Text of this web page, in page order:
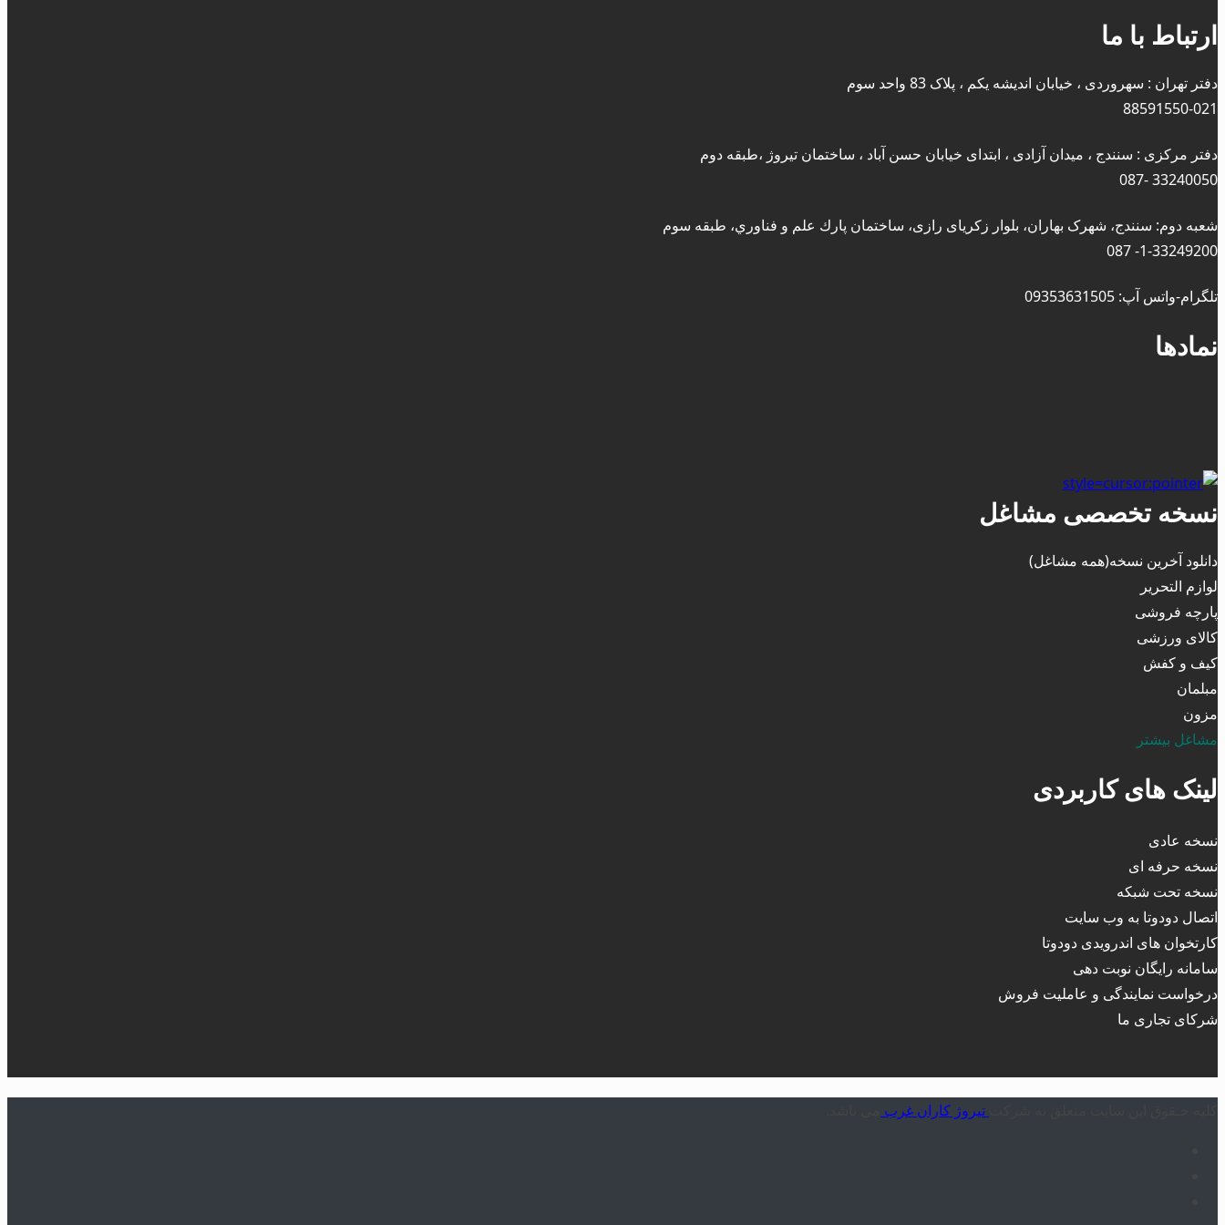
ارتباط با ما
دفتر تهران : سهروردی ، خیابان اندیشه یکم ، پلاک 83 واحد سوم
88591550-021
دفتر مرکزی : سنندج ، میدان آزادی ، ابتدای خیابان حسن آباد ، ساختمان تیروژ ،طبقه دوم
33240050 -087
شعبه دوم: سنندج، شهرک بهاران، بلوار زکریای رازی، ساختمان پارك علم و فناوري، طبقه سوم
1-33249200- 087
تلگرام-واتس آپ: 09353631505
نمادها
نسخه تخصصی مشاغل
دانلود آخرین نسخه(همه مشاغل)
لوازم التحریر
پارچه فروشی
کالای ورزشی
کیف و کفش
مبلمان
مزون
مشاغل بیشتر
لینک های کاربردی
نسخه عادی
نسخه حرفه ای
نسخه تحت شبکه
اتصال دودوتا به وب سایت
کارتخوان های اندرویدی دودوتا
سامانه رایگان نوبت دهی
درخواست نمایندگی و عاملیت فروش
شرکای تجاری ما
تیروژ کاران غرب